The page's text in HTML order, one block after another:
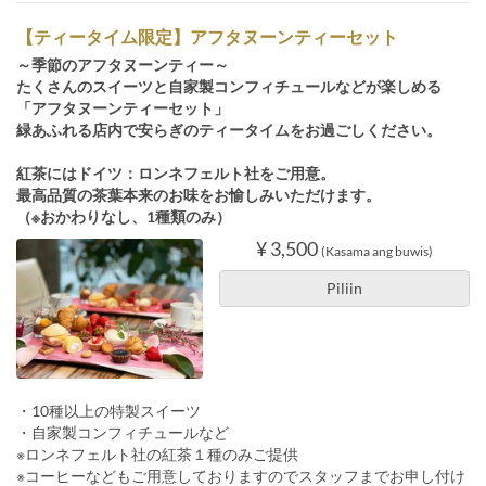
【ティータイム限定】アフタヌーンティーセット
～季節のアフタヌーンティー～
たくさんのスイーツと自家製コンフィチュールなどが楽しめる
「アフタヌーンティーセット」
緑あふれる店内で安らぎのティータイムをお過ごしください。
紅茶にはドイツ：ロンネフェルト社をご用意。
最高品質の茶葉本来のお味をお愉しみいただけます。
（※おかわりなし、1種類のみ）
¥ 3,500 (Kasama ang buwis)
Piliin
・10種以上の特製スイーツ
・自家製コンフィチュールなど
※ロンネフェルト社の紅茶１種のみご提供
※コーヒーなどもご用意しておりますのでスタッフまでお申し付け